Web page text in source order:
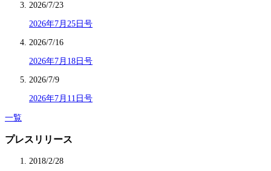
2026/7/23
2026年7月25日号
2026/7/16
2026年7月18日号
2026/7/9
2026年7月11日号
一覧
プレスリリース
2018/2/28